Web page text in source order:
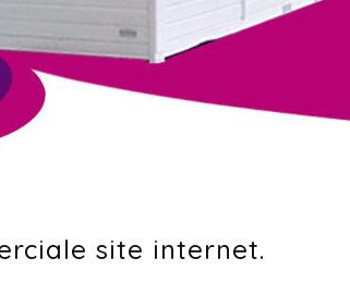
site internet.